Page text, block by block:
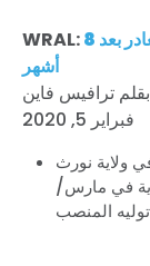
WRAL:مدير الحزب الجمهوري في نورث كارولاينا يغادر بعد 8
أشهر
بقلم ترافيس فاين
فبراير 5, 2020
ولاية نورث
في مارس/